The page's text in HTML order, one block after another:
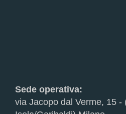
Sede operativa:
via Jacopo dal Verme, 15 -